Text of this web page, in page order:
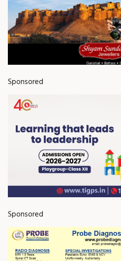
Sponsored
Sponsored